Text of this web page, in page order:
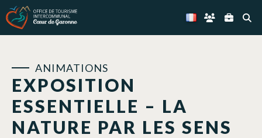
EXPOSITION
ESSENTIELLE – LA
NATURE PAR LES SENS
ANIMATIONS
Panneau de gestion des cookies